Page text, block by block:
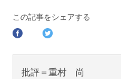
この記事をシェアする
批評＝重村 尚